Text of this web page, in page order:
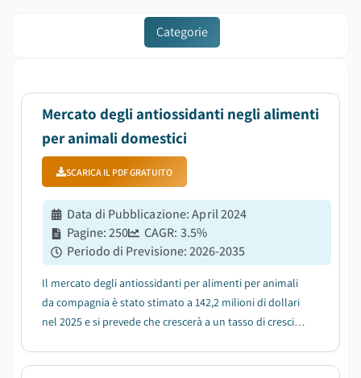
Categorie
Mercato degli antiossidanti negli alimenti
per animali domestici
SCARICA IL PDF GRATUITO
Data di Pubblicazione:April 2024
Pagine:250 CAGR: 3.5%
Periodo di Previsione:2026-2035
Il mercato degli antiossidanti per alimenti per animali
da compagnia è stato stimato a 142,2 milioni di dollari
nel 2025 e si prevede che crescerà a un tasso di crescita